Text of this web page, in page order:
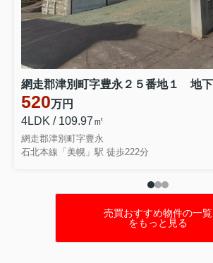
520万円
4LDK / 109.97㎡
網走郡津別町字豊永
石北本線「美幌」駅 徒歩222分
売買おすすめ物件の一覧
をもっと見る